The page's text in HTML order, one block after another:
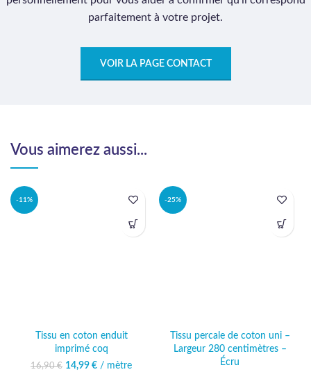
parfaitement à votre projet.
VOIR LA PAGE CONTACT
Vous aimerez aussi...
-11%
Tissu en coton enduit
imprimé coq
16,90€
Le prix initial était :
14,99 €
Le prix
/ mètre
-25%
Tissu percale de coton uni –
Largeur 280 centimètres –
Écru